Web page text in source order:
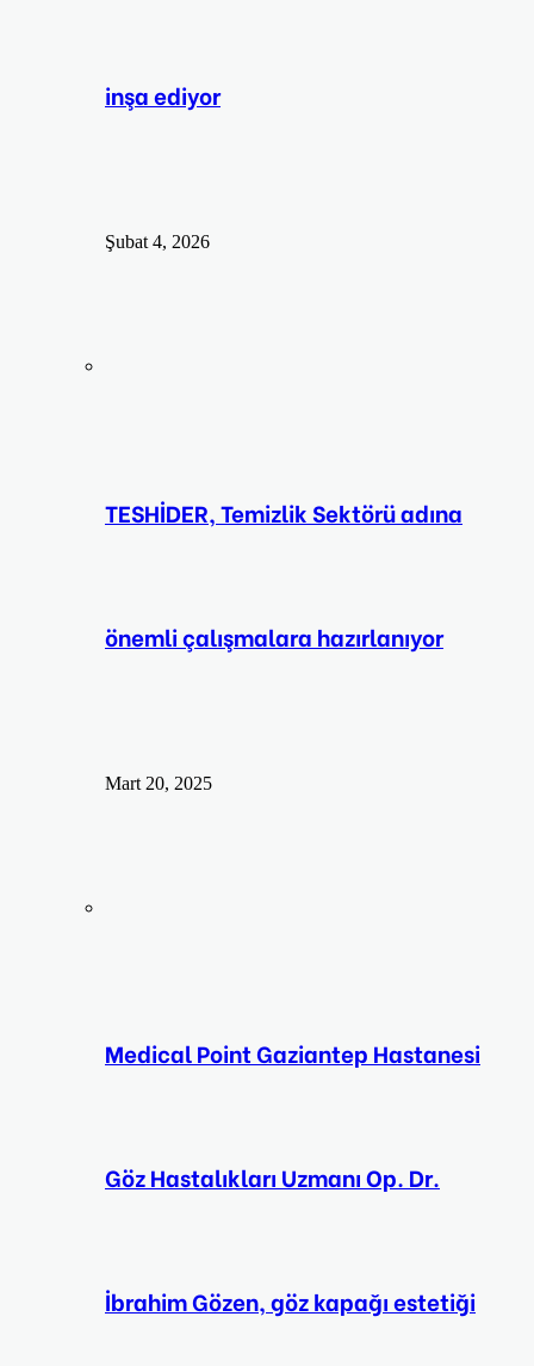
inşa ediyor
Şubat 4, 2026
TESHİDER, Temizlik Sektörü adına
önemli çalışmalara hazırlanıyor
Mart 20, 2025
Medical Point Gaziantep Hastanesi
Göz Hastalıkları Uzmanı Op. Dr.
İbrahim Gözen, göz kapağı estetiği